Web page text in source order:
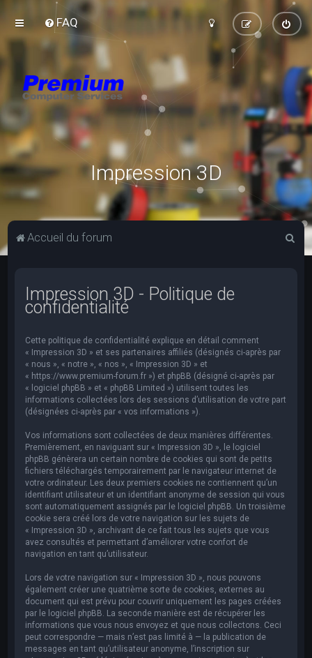
FAQ
Impression 3D
Accueil du forum
Impression 3D - Politique de
confidentialité
Cette politique de confidentialité explique en détail comment
« Impression 3D » et ses partenaires affiliés (désignés ci-après par
« nous », « notre », « nos », « Impression 3D » et
« https://www.premium-forum.fr ») et phpBB (désigné ci-après par
« logiciel phpBB » et « phpBB Limited ») utilisent toutes les
informations collectées lors des sessions d’utilisation de votre part
(désignées ci-après par « vos informations »).
Vos informations sont collectées de deux manières différentes.
Premièrement, en naviguant sur « Impression 3D », le logiciel
phpBB génèrera un certain nombre de cookies qui sont de petits
fichiers téléchargés temporairement par le navigateur internet de
votre ordinateur. Les deux premiers cookies ne contiennent qu’un
identifiant utilisateur et un identifiant anonyme de session qui vous
sont automatiquement assignés par le logiciel phpBB. Un troisième
cookie sera créé lors de votre navigation sur les sujets de
« Impression 3D », archivant de ce fait tous les sujets que vous
avez consultés et permettant d’améliorer votre confort de
navigation en tant qu’utilisateur.
Lors de votre navigation sur « Impression 3D », nous pouvons
également créer une quatrième sorte de cookies, externes au
document qui est prévu pour couvrir uniquement les pages créées
par le logiciel phpBB. La seconde manière est de récupérer les
informations que vous nous envoyez et que nous collectons. Ceci
peut correspondre — mais n’est pas limité à — la publication de
messages en tant qu’utilisateur anonyme, l’inscription sur